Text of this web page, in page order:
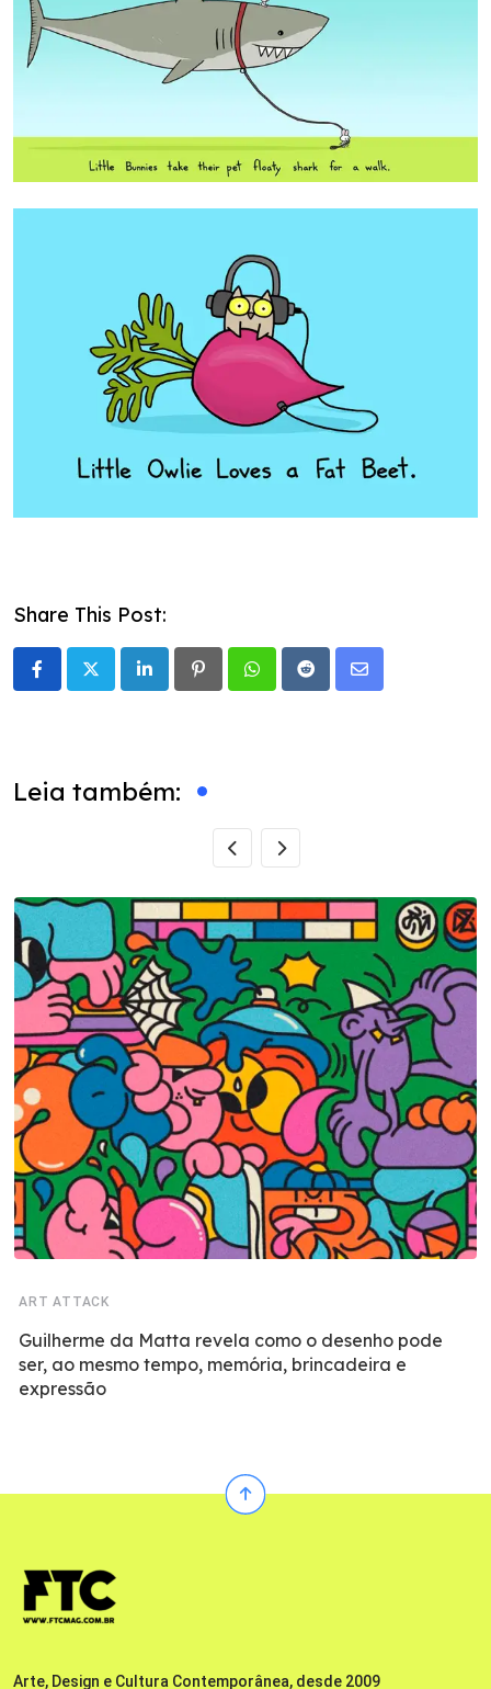
Share This Post:
LinkedIn PinterestWhatsappRedditShare
Leia também:
ART ATTACK
Guilherme da Matta revela como o desenho pode
ser, ao mesmo tempo, memória, brincadeira e
expressão
Arte, Design e Cultura Contemporânea, desde 2009